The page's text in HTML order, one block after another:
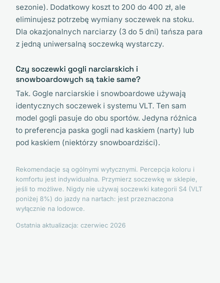
sezonie). Dodatkowy koszt to 200 do 400 zł, ale
eliminujesz potrzebę wymiany soczewek na stoku.
Dla okazjonalnych narciarzy (3 do 5 dni) tańsza para
z jedną uniwersalną soczewką wystarczy.
Czy soczewki gogli narciarskich i
snowboardowych są takie same?
Tak. Gogle narciarskie i snowboardowe używają
identycznych soczewek i systemu VLT. Ten sam
model gogli pasuje do obu sportów. Jedyna różnica
to preferencja paska gogli nad kaskiem (narty) lub
pod kaskiem (niektórzy snowboardziści).
Rekomendacje są ogólnymi wytycznymi. Percepcja koloru i
komfortu jest indywidualna. Przymierz soczewkę w sklepie,
jeśli to możliwe. Nigdy nie używaj soczewki kategorii S4 (VLT
poniżej 8%) do jazdy na nartach: jest przeznaczona
wyłącznie na lodowce.
Ostatnia aktualizacja: czerwiec 2026